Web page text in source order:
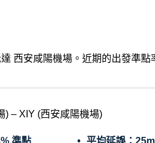
西安咸陽機場。近期的出發準
) – XIY (西安咸陽機場)
準點 平均延誤：